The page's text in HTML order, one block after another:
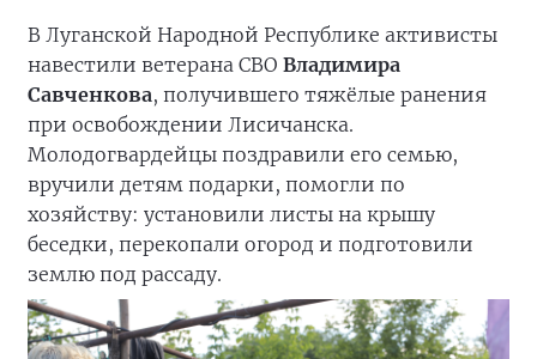
В Луганской Народной Республике активисты
навестили ветерана СВО Владимира
Савченкова, получившего тяжёлые ранения
при освобождении Лисичанска.
Молодогвардейцы поздравили его семью,
вручили детям подарки, помогли по
хозяйству: установили листы на крышу
беседки, перекопали огород и подготовили
землю под рассаду.